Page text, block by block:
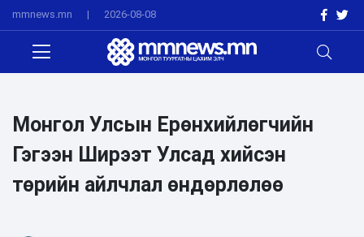
mmnews.mn | 2026-08-08
Монгол Улсын Ерөнхийлөгчийн
Гэгээн Ширээт Улсад хийсэн
төрийн айлчлал өндөрлөлөө